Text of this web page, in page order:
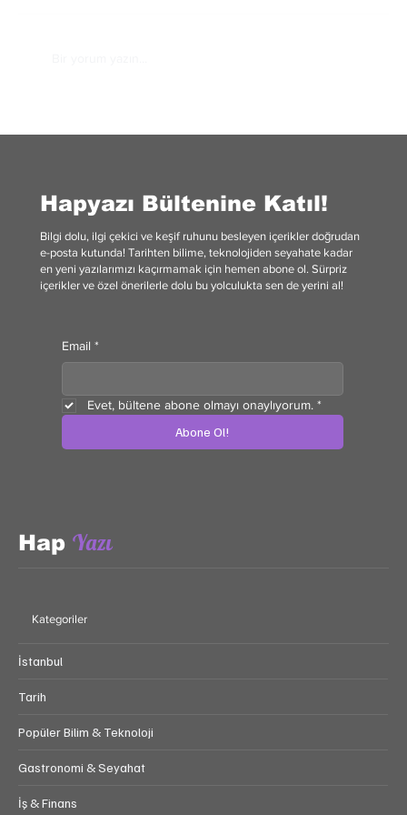
Hapyazı Bültenine Katıl!
Email *
Evet, bültene abone olmayı onaylıyorum. *
Abone Ol!
Bilgi dolu, ilgi çekici ve keşif ruhunu besleyen içerikler doğrudan
e-posta kutunda! Tarihten bilime, teknolojiden seyahate kadar
en yeni yazılarımızı kaçırmamak için hemen abone ol. Sürpriz
içerikler ve özel önerilerle dolu bu yolculukta sen de yerini al!
Hap Yazı
Kategoriler
İstanbul
Tarih
Popüler Bilim & Teknoloji
Gastronomi & Seyahat
İş & Finans